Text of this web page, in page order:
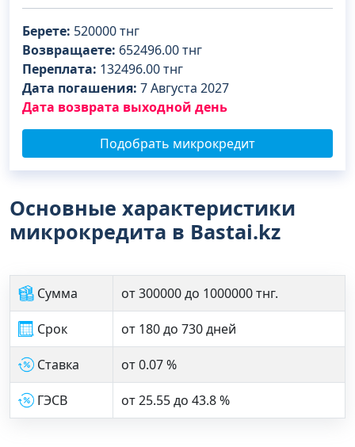
Берете: 520000тнг
Возвращаете: 652496.00тнг
Переплата: 132496.00тнг
Дата погашения: 7 Августа 2027
Дата возврата выходной день
Подобрать микрокредит
Основные характеристики
микрокредита в Bastai.kz
Сумма от 300000 до 1000000 тнг.
Срок от 180 до 730 дней
Ставка от 0.07 %
ГЭСВ от 25.55 до 43.8 %